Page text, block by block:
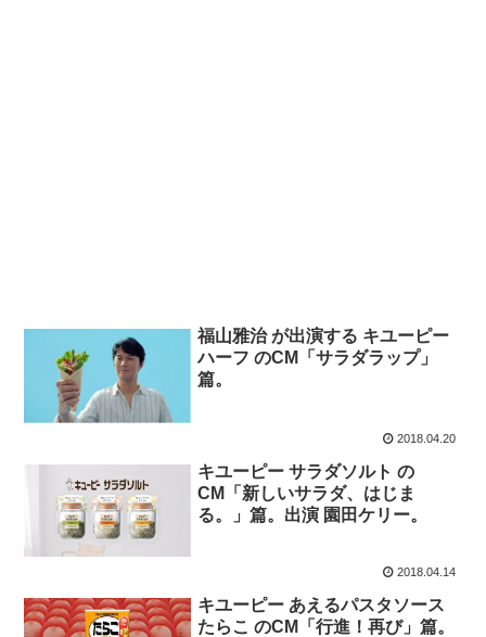
福山雅治 が出演する キユーピー
ハーフ のCM「サラダラップ」
篇。
2018.04.20
キユーピー サラダソルト の
CM「新しいサラダ、はじま
る。」篇。出演 園田ケリー。
2018.04.14
キユーピー あえるパスタソース
たらこ のCM「行進！再び」篇。